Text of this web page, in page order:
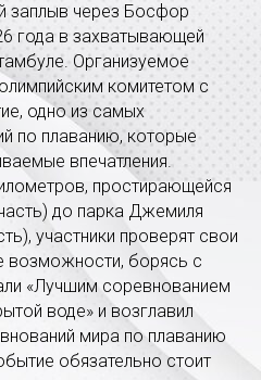
заплыв через Босфор
года в захватывающей
Организуемое
комитетом с
одно из самых
по плаванию, которые
впечатления.
простирающейся
до парка Джемиля
участники проверят свои
возможности, борясь с
«Лучшим соревнованием
воде» и возглавил
мира по плаванию
обязательно стоит